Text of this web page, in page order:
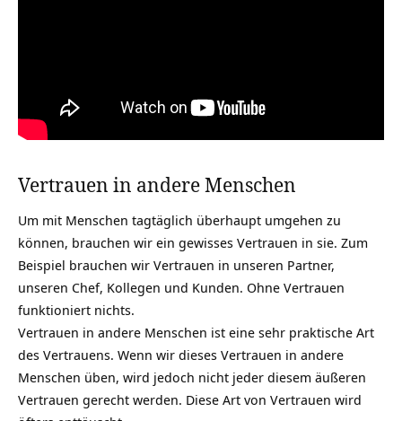
Vertrauen in andere Menschen
Um mit Menschen tagtäglich überhaupt umgehen zu
können, brauchen wir ein gewisses Vertrauen in sie. Zum
Beispiel brauchen wir Vertrauen in unseren Partner,
unseren Chef, Kollegen und Kunden. Ohne Vertrauen
funktioniert nichts.
Vertrauen in andere Menschen ist eine sehr praktische Art
des Vertrauens. Wenn wir dieses Vertrauen in andere
Menschen üben, wird jedoch nicht jeder diesem äußeren
Vertrauen gerecht werden. Diese Art von Vertrauen wird